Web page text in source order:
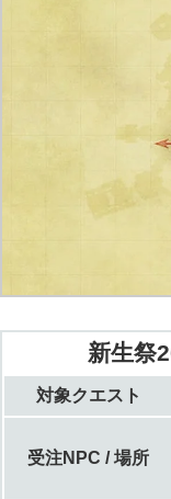
新生祭
対象クエスト
受注NPC / 場所